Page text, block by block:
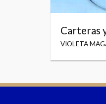
Carteras
VIOLETA